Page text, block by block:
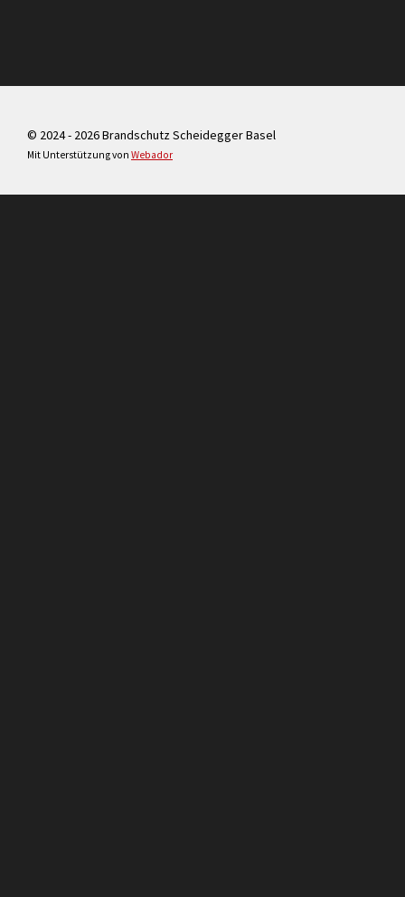
© 2024 - 2026 Brandschutz Scheidegger Basel
Mit Unterstützung von Webador